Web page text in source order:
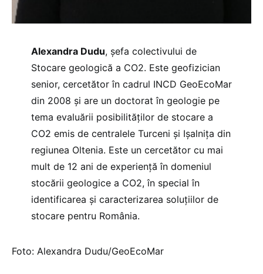
Alexandra Dudu, șefa colectivului de
Stocare geologică a CO2. Este geofizician
senior, cercetător în cadrul INCD GeoEcoMar
din 2008 și are un doctorat în geologie pe
tema evaluării posibilităților de stocare a
CO2 emis de centralele Turceni și Ișalnița din
regiunea Oltenia. Este un cercetător cu mai
mult de 12 ani de experiență în domeniul
stocării geologice a CO2, în special în
identificarea și caracterizarea soluțiilor de
stocare pentru România.
Foto: Alexandra Dudu/GeoEcoMar